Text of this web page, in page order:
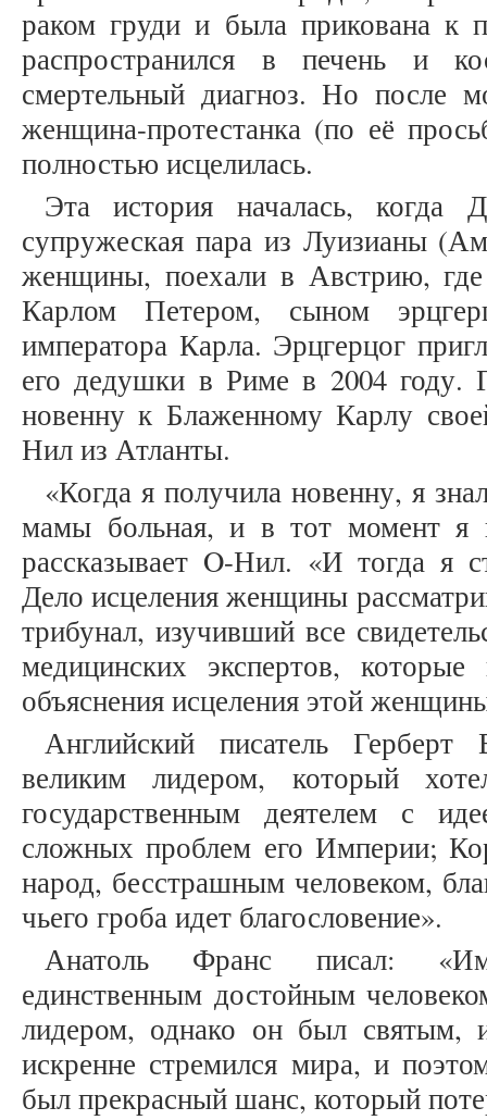
раком груди и была прикована к
распространился в печень и
смертельный диагноз. Но после
женщина-протестанка (по её
полностью исцелилась.
Эта история началась,
супружеская пара из Луизианы
женщины, поехали в Австрию, где
Карлом Петером, сыном
императора Карла. Эрцгерцог
его дедушки в Риме в 2004 году.
новенну к Блаженному Карлу
Нил из Атланты.
«Когда я получила новенну, я
мамы больная, и в тот момент я
рассказывает O-Нил. «И тогда я
Дело исцеления женщины
трибунал, изучивший все
медицинских экспертов,
объяснения исцеления этой
Английский писатель
великим лидером, который
государственным деятелем с
сложных проблем его Империи;
народ, бесстрашным человеком,
чьего гроба идет благословение».
Анатоль Франс писал:
единственным достойным
лидером, однако он был
искренне стремился мира, и
был прекрасный шанс, который